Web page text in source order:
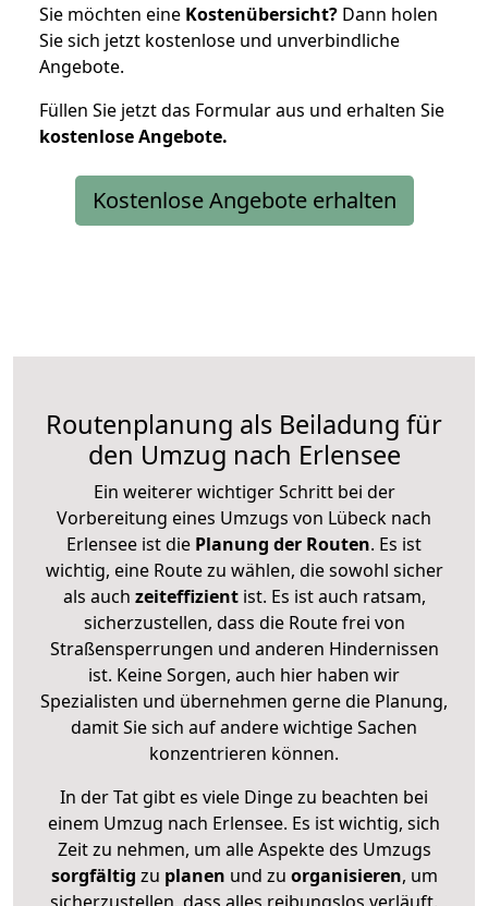
Sie möchten eine Kostenübersicht? Dann holen
Sie sich jetzt kostenlose und unverbindliche
Angebote.
Füllen Sie jetzt das Formular aus und erhalten Sie
kostenloseAngebote.
Kostenlose Angebote erhalten
Routenplanung als Beiladung für
den Umzug nach Erlensee
Ein weiterer wichtiger Schritt bei der
Vorbereitung eines Umzugs von Lübeck nach
Erlensee ist die Planung der Routen. Es ist
wichtig, eine Route zu wählen, die sowohl sicher
als auch zeiteffizientist. Es ist auch ratsam,
sicherzustellen, dass die Route frei von
Straßensperrungen und anderen Hindernissen
ist. Keine Sorgen, auch hier haben wir
Spezialisten und übernehmen gerne die Planung,
damit Sie sich auf andere wichtige Sachen
konzentrieren können.
In der Tat gibt es viele Dinge zu beachten bei
einem Umzug nach Erlensee. Es ist wichtig, sich
Zeit zu nehmen, um alle Aspekte des Umzugs
sorgfältig zu planen und zu organisieren, um